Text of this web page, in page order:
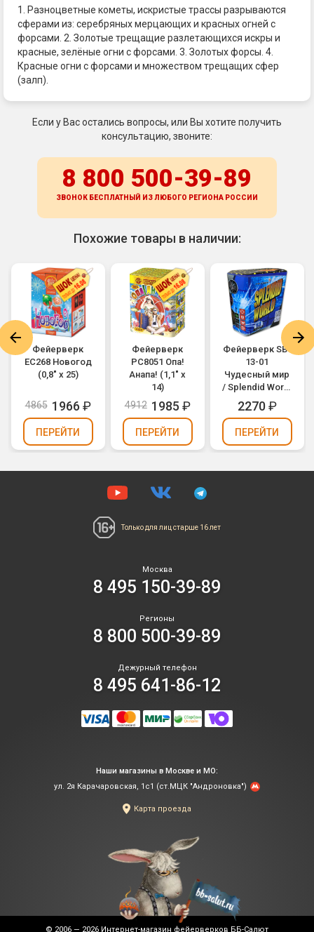
1. Разноцветные кометы, искристые трассы разрываются
сферами из: серебряных мерцающих и красных огней с
форсами. 2. Золотые трещащие разлетающихся искры и
красные, зелёные огни с форсами. 3. Золотых форсы. 4.
Красные огни с форсами и множеством трещащих сфер
(залп).
Если у Вас остались вопросы, или Вы хотите получить
консультацию, звоните:
8 800 500-39-89
ЗВОНОК БЕСПЛАТНЫЙ ИЗ ЛЮБОГО РЕГИОНА РОССИИ
Похожие товары в наличии:
Фейерверк
ЕС268 Новогод
(0,8" х 25)
4865 1966 ₽
ПЕРЕЙТИ
Фейерверк
РС8051 Опа!
Анапа! (1,1" х
14)
4912 1985 ₽
ПЕРЕЙТИ
Фейерверк SB-
13-01
Чудесный мир
/ Splendid World
(1,2" х 13)
2270₽
ПЕРЕЙТИ
Только для лиц старше 16 лет
Москва
8 495 150-39-89
Регионы
8 800 500-39-89
Дежурный телефон
8 495 641-86-12
Наши магазины в Москве и МО:
ул. 2я Карачаровская, 1с1 (ст.МЦК "Андроновка")
Карта проезда
© 2006 — 2026 Интернет-магазин фейерверков ББ-Салют